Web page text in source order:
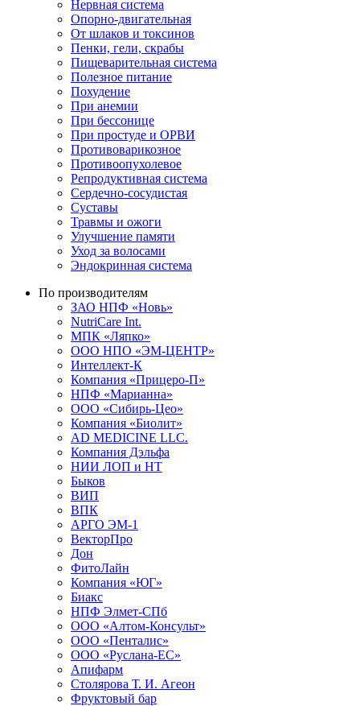
Нервная система
Опорно-двигательная
От шлаков и токсинов
Пенки, гели, скрабы
Пищеварительная система
Полезное питание
Похудение
При анемии
При бессонице
При простуде и ОРВИ
Противоварикозное
Противоопухолевое
Репродуктивная система
Сердечно-сосудистая
Суставы
Травмы и ожоги
Улучшение памяти
Уход за волосами
Эндокринная система
По производителям
ЗАО НПФ «Новь»
NutriCare Int.
МПК «Ляпко»
ООО НПО «ЭМ-ЦЕНТР»
Интеллект-К
Компания «Прицеро-П»
НПФ «Марианна»
ООО «Сибирь-Цео»
Компания «Биолит»
AD MEDICINE LLC.
Компания Дэльфа
НИИ ЛОП и НТ
Быков
ВИП
ВПК
АРГО ЭМ-1
ВекторПро
Дон
ФитоЛайн
Компания «ЮГ»
Биакс
НПФ Элмет-СПб
ООО «Алтом-Консульт»
ООО «Пенталис»
ООО «Руслана-ЕС»
Апифарм
Столярова Т. И. Агеон
Фруктовый бар